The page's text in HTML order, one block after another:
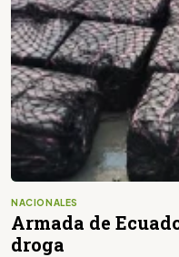
NACIONALES
Armada de
droga